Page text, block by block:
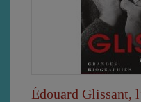
Édouard Glissant,